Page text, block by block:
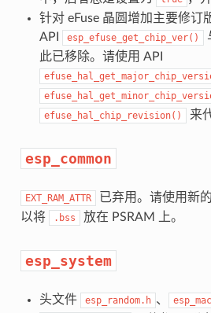
针对 eFuse 晶圆增加主要修订
API
esp_efuse_get_chip_ver()
此已移除。请使用 API
efuse_hal_chip_revision() 来
esp_common
EXT_RAM_ATTR 已弃用。请使用新
以将 .bss 放在 PSRAM 上。
esp_system
头文件 esp_random.h 、